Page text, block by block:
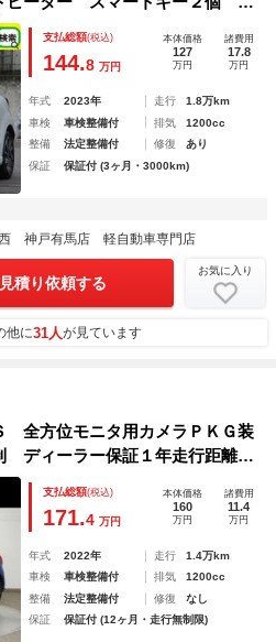
横滑防止 ウインカー付き電
トフォグ 純正１６ＡＷ
支払総額(税込)
144.8 万円
本体価格
127
万円
諸費用
17.8
万円
年式 2023年 走行
1.8万km
車検
車検整備付 排気
1200cc
整備
法定整備付 修復
あり
保証
保証付 (3ヶ月・3000km)
神戸有馬店 軽自動車専門店
積り依頼する
お気に入り
他に31人が見ています
全方位モニタ用カメラＰＫＧ装
ディーラー保証１年走行距離無
カメラ ＣＤ再生 ＥＴＣ Ｌ
ホイール ワンオーナー
支払総額(税込)
171.4 万円
本体価格
160
万円
諸費用
11.4
万円
年式 2022年 走行
1.4万km
車検
車検整備付 排気
1200cc
整備
法定整備付 修復
なし
保証
保証付 (12ヶ月・走行無制限)